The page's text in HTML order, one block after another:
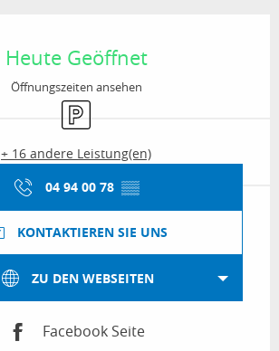
Heute Geöffnet
Öffnungszeiten ansehen
Parkplatz
+ 16 andere Leistung(en)
04 94 00 78 ▒▒
KONTAKTIEREN SIE UNS
ZU DEN WEBSEITEN
Facebook Seite